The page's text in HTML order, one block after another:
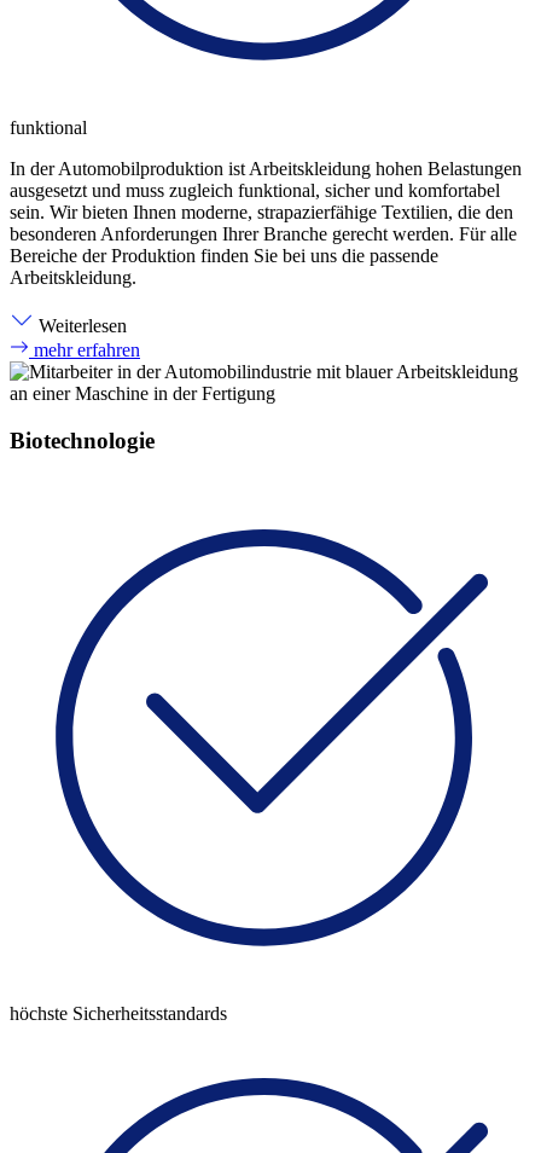
funktional
In der Automobilproduktion ist Arbeitskleidung hohen Belastungen
ausgesetzt und muss zugleich funktional, sicher und komfortabel
sein. Wir bieten Ihnen moderne, strapazierfähige Textilien, die den
besonderen Anforderungen Ihrer Branche gerecht werden. Für alle
Bereiche der Produktion finden Sie bei uns die passende
Arbeitskleidung.
Weiterlesen
mehr erfahren
Biotechnologie
höchste Sicherheitsstandards